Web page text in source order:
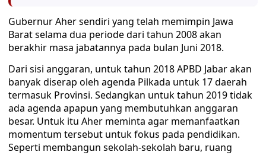
Gubernur Aher sendiri yang telah memimpin Jawa
Barat selama dua periode dari tahun 2008 akan
berakhir masa jabatannya pada bulan Juni 2018.
Dari sisi anggaran, untuk tahun 2018 APBD Jabar akan
banyak diserap oleh agenda Pilkada untuk 17 daerah
termasuk Provinsi. Sedangkan untuk tahun 2019 tidak
ada agenda apapun yang membutuhkan anggaran
besar. Untuk itu Aher meminta agar memanfaatkan
momentum tersebut untuk fokus pada pendidikan.
Seperti membangun sekolah-sekolah baru, ruang